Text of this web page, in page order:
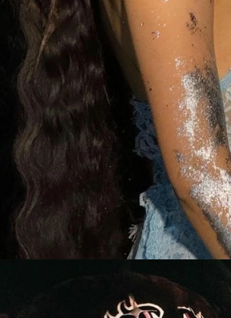
https://susach.edu.vn/tlinh